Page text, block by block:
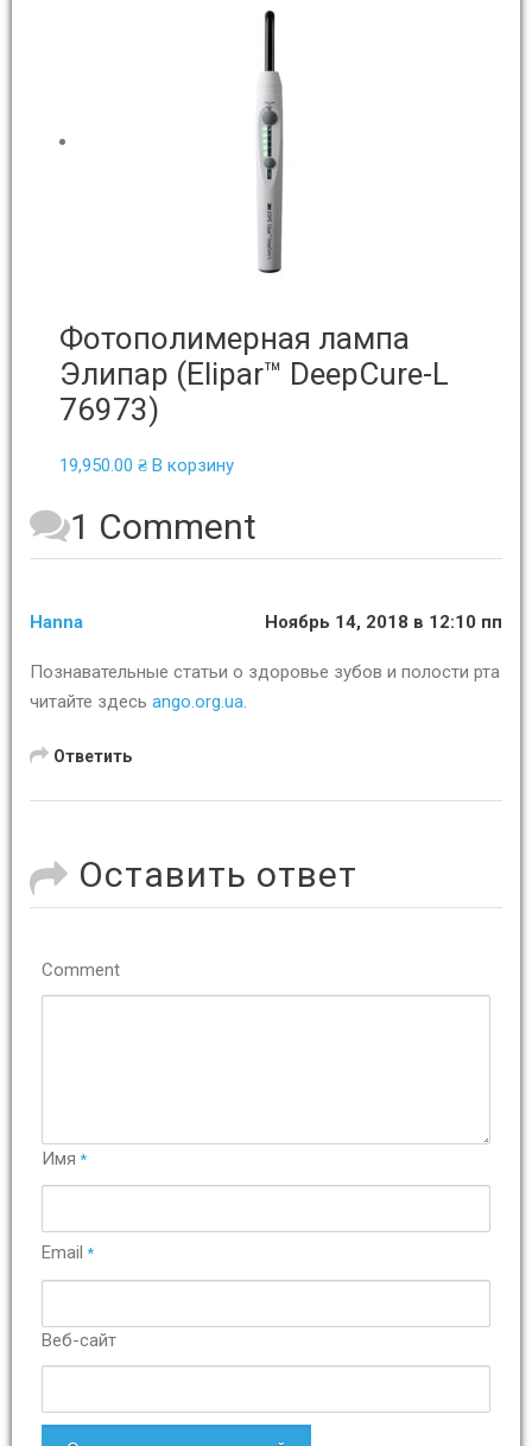
Фотополимерная лампа
Элипар (Elipar™ DeepCure-L
76973)
19,950.00 ₴ В корзину
1 Comment
Hanna Ноябрь 14, 2018 в 12:10 пп
Познавательные статьи о здоровье зубов и полости рта
читайте здесь ango.org.ua.
Ответить
Оставить ответ
Comment
Имя*
Email*
Веб-сайт